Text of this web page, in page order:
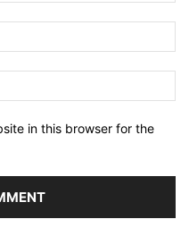
in this browser for the